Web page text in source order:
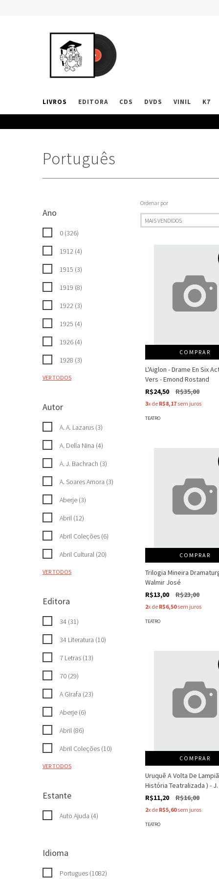
LIVROS EDITORA CDS DVDS VINIL K7
Português
Ano
0 (326)
1912 (4)
1915 (3)
1919 (8)
1922 (3)
1925 (4)
1926 (4)
1928 (3)
VER TODOS
Autor
A. A. Lazarus (3)
A. Della Nina (4)
A. J. Bachrach (3)
A. Soares Amora (3)
Aberje (3)
Abril (12)
Abril Coleções (6)
Abril Cultural (20)
VER TODOS
Editora
34 (31)
34 Literatura (10)
7 Letras (13)
70 (29)
A Girafa (23)
Aberje (6)
Abril (86)
Abril Coleções (10)
VER TODOS
Estante
Auto Ajuda (4)
Idioma
Portugues (1082)
Ordenar por
COMPRAR
L'Aiglon - Drame En Six
Vers - Emond Rostand
R$24,50
R$35,00
3x de R$8,17 sem juros
TEATRO
COMPRAR
Trilogia Mineira
Walmir José
R$13,00
R$23,00
2x de R$6,50sem juros
TEATRO
COMPRAR
Uruquê A Volta De
História Teatralizada ) - J.
R$11,20
R$16,00
2x de R$5,60sem juros
TEATRO